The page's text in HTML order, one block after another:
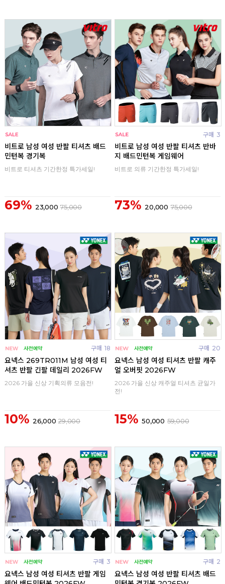
비트로 남성 여성 반팔 티셔츠 배드
민턴복 경기복
비트로 티셔츠 기간한정 특가세일!
69% 23,000 75,000
구매 3
비트로 남성 여성 반팔 티셔츠 반바
지 배드민턴복 게임웨어
비트로 의류 기간한정 특가세일!
73% 20,000 75,000
구매 18
요넥스 269TR011M 남성 여성 티
셔츠 반팔 긴팔 데일리 2026FW
2026 가을 신상 기획의류 모음전!
10% 26,000 29,000
구매 20
요넥스 남성 여성 티셔츠 반팔 캐주
얼 오버핏 2026FW
2026 가을 신상 캐주얼 티셔츠 균일가
전!
15% 50,000 59,000
구매 3
요넥스 남성 여성 티셔츠 반팔 게임
구매 2
요넥스 남성 여성 반팔 티셔츠 배드